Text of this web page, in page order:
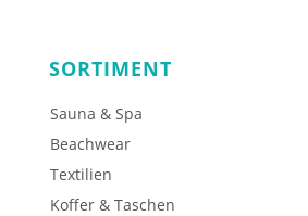
SORTIMENT
Sauna & Spa
Beachwear
Textilien
Koffer & Taschen